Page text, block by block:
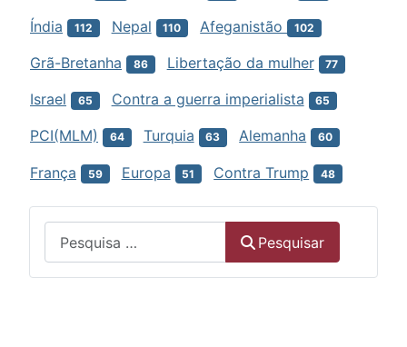
Índia 112 Nepal 110 Afeganistão 102
Grã-Bretanha 86 Libertação da mulher 77
Israel 65 Contra a guerra imperialista 65
PCI(MLM) 64 Turquia 63 Alemanha 60
França 59 Europa 51 Contra Trump 48
Pesquisar